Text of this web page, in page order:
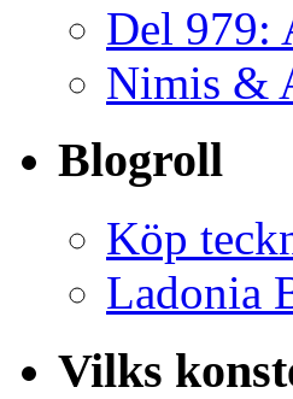
Del 979:
Nimis &
Blogroll
Köp
Ladonia
Vilks